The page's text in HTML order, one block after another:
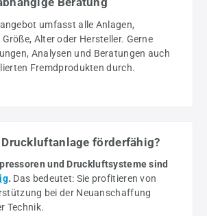
umfasst alle Anlagen,
Alter oder Hersteller. Gerne
Analysen und Beratungen auch
Fremdprodukten durch.
förderfähig?
und Druckluftsysteme sind
. Das bedeutet: Sie profitieren von
bei der Neuanschaffung
Technik.